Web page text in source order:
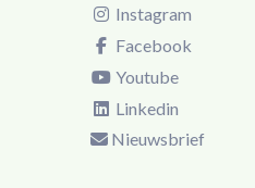
Instagram
Facebook
Youtube
Linkedin
Nieuwsbrief